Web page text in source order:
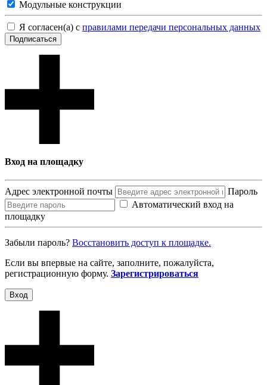
Модульные конструкции
Я согласен(а) с правилами передачи персональных данных
Подписаться
Вход на площадку
Адрес электронной почты
Пароль
Автоматический вход на
площадку
Забыли пароль? Восcтановить доступ к площадке.
Если вы впервые на сайте, заполните, пожалуйста,
регистрационную форму. Зарегистрироваться
Вход